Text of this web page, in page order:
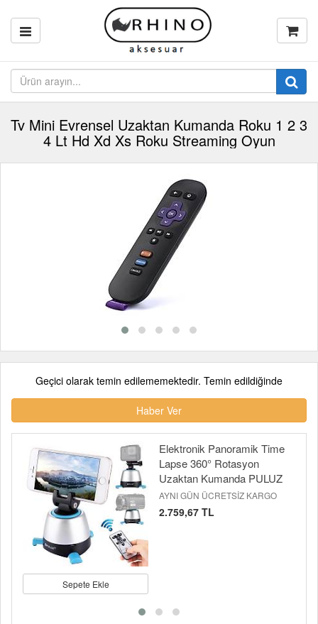
Tv Mini Evrensel Uzaktan Kumanda Roku 1 2 3
4 Lt Hd Xd Xs Roku Streaming Oyun
Geçici olarak temin edilememektedir. Temin edildiğinde
Haber Ver
Sepete Ekle
Elektronik Panoramik Time
Lapse 360° Rotasyon
Uzaktan Kumanda PULUZ
AYNI GÜN ÜCRETSİZ KARGO
2.759,67 TL